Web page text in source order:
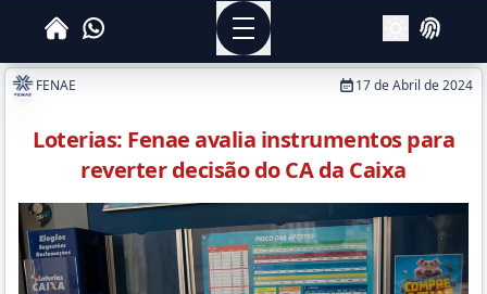
HomeWhatsapp
Menu
AlterarLogin
FENAE 17 de Abril de 2024
Loterias: Fenae avalia instrumentos para
reverter decisão do CA da Caixa